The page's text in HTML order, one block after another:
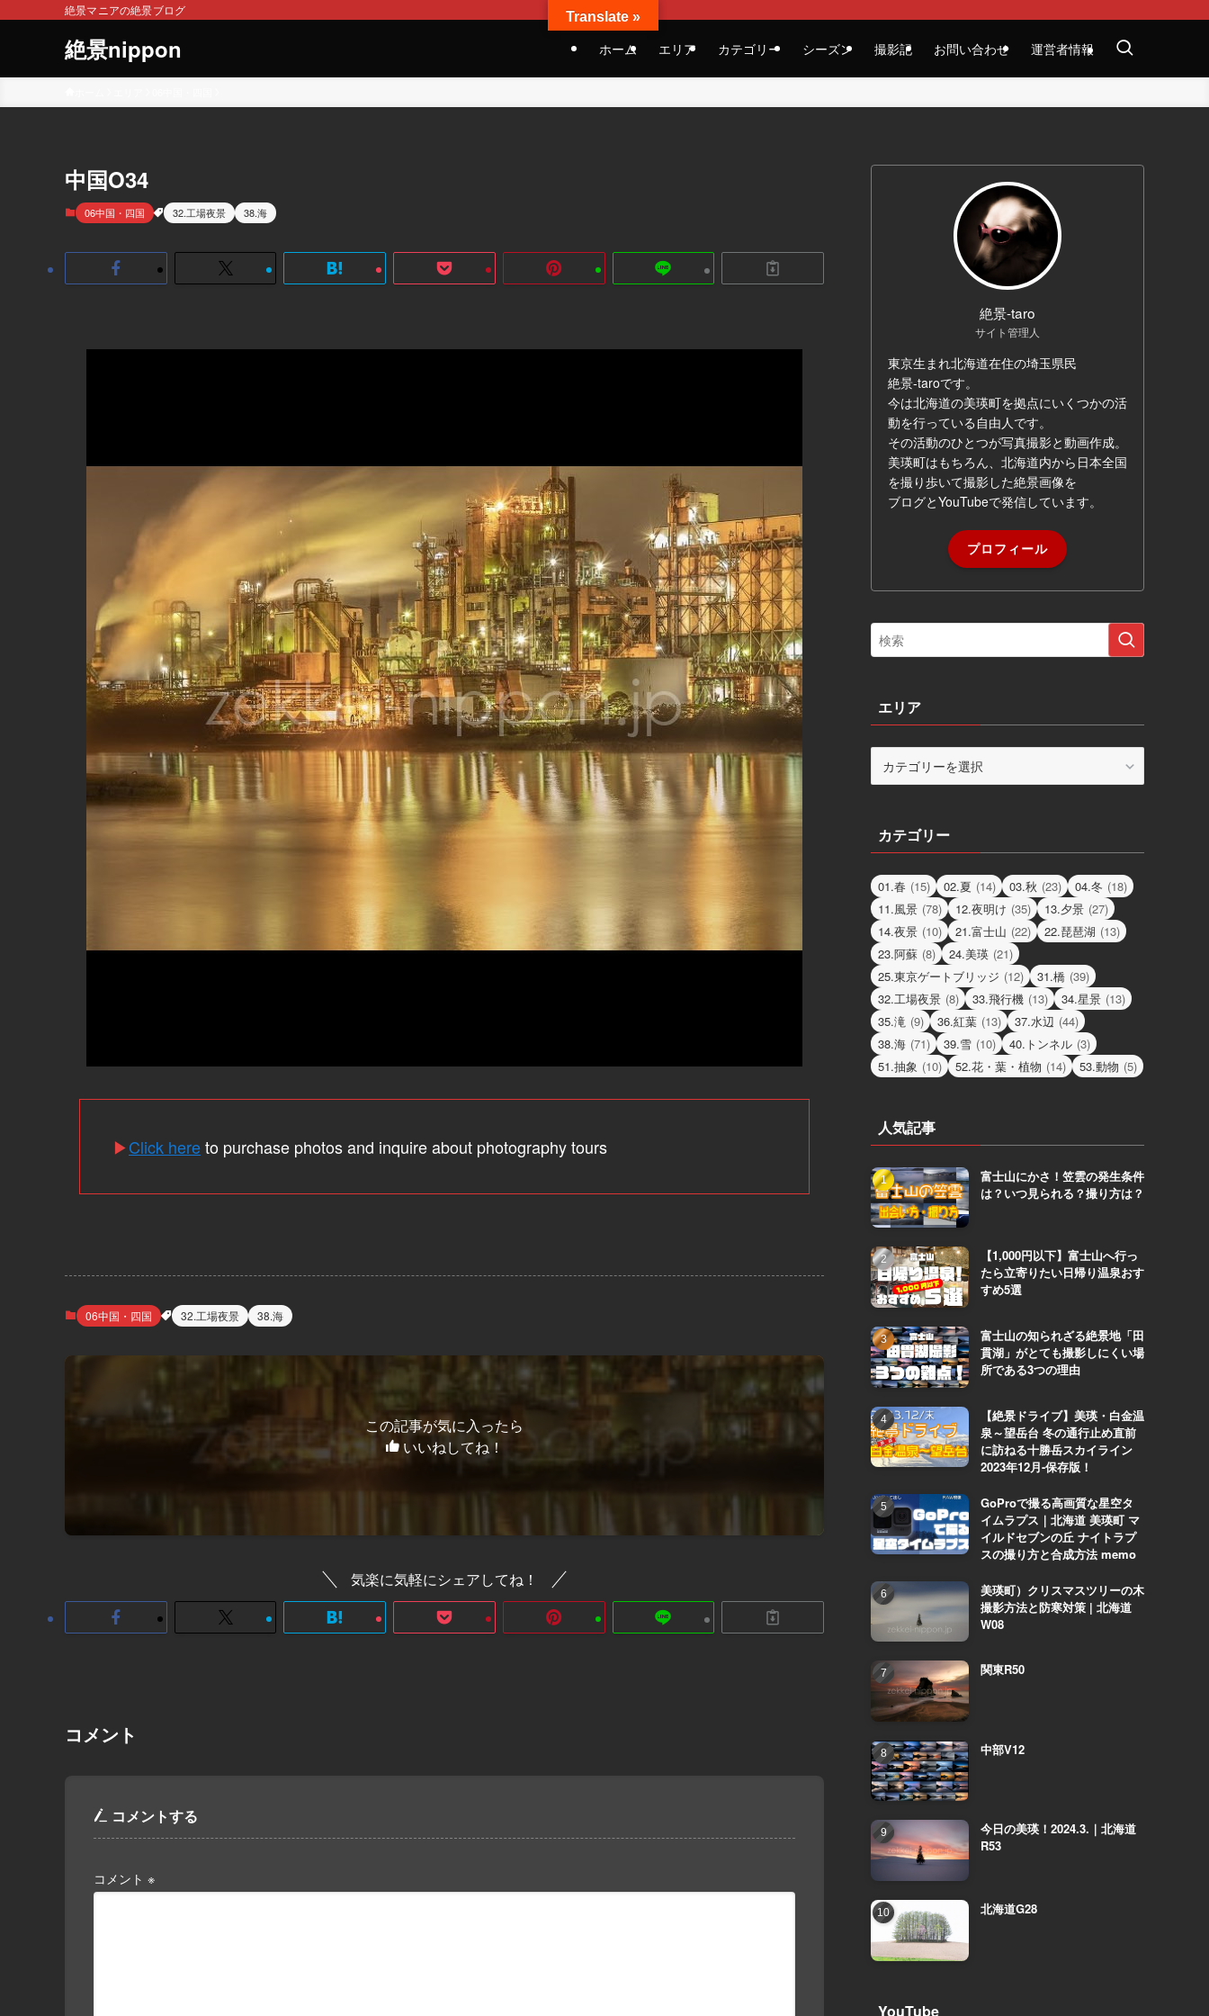
絶景マニアの絶景ブログ
絶景nippon ホーム エリア カテゴリー シーズン 撮影記 お問い合わせ 運営者情報
中国O34
06中国・四国 32.工場夜景 38.海
▶Click hereto purchase photos and inquire about photography tours
06中国・四国 32.工場夜景 38.海
この記事が気に入ったら
いいねしてね！
気楽に気軽にシェアしてね！
コメント
コメントする
コメント ※
絶景-taro
サイト管理人
東京生まれ北海道在住の埼玉県民
絶景-taroです。
今は北海道の美瑛町を拠点にいくつかの活
動を行っている自由人です。
その活動のひとつが写真撮影と動画作成。
美瑛町はもちろん、北海道内から日本全国
を撮り歩いて撮影した絶景画像を
ブログとYouTubeで発信しています。
プロフィール
エリア
カテゴリー
01.春 (15) 02.夏 (14) 03.秋 (23) 04.冬 (18)
11.風景 (78) 12.夜明け (35) 13.夕景 (27)
14.夜景 (10) 21.富士山 (22) 22.琵琶湖 (13)
23.阿蘇 (8) 24.美瑛 (21)
25.東京ゲートブリッジ (12) 31.橋 (39)
32.工場夜景 (8) 33.飛行機 (13) 34.星景 (13)
35.滝 (9) 36.紅葉 (13) 37.水辺 (44)
38.海 (71) 39.雪 (10) 40.トンネル (3)
51.抽象 (10) 52.花・葉・植物 (14) 53.動物 (5)
人気記事
富士山にかさ！笠雲の発生条件
は？いつ見られる？撮り方は？
【1,000円以下】富士山へ行っ
たら立寄りたい日帰り温泉おす
すめ5選
富士山の知られざる絶景地「田
貫湖」がとても撮影しにくい場
所である3つの理由
【絶景ドライブ】美瑛・白金温
泉～望岳台 冬の通行止め直前
に訪ねる十勝岳スカイライン
2023年12月-保存版！
GoProで撮る高画質な星空タ
イムラプス｜北海道 美瑛町 マ
イルドセブンの丘 ナイトラプ
スの撮り方と合成方法 memo
美瑛町）クリスマスツリーの木
撮影方法と防寒対策 | 北海道
W08
関東R50
中部V12
今日の美瑛！2024.3.｜北海道
R53
北海道G28
YouTube
Translate »